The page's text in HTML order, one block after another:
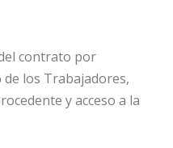
contrato por
los Trabajadores,
y acceso a la